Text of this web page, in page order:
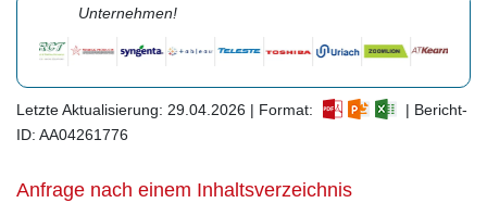
Unternehmen!
Letzte Aktualisierung: 29.04.2026 | Format:
| Bericht-
ID: AA04261776
Anfrage nach einem Inhaltsverzeichnis